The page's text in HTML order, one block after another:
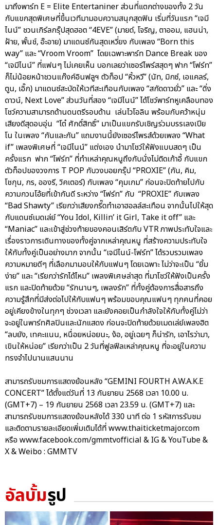
มาถึงพาร์ท E = Elite Entertaniner ส่วนที่แตกต่างของทั้ง 2 วัน
กับแขกสุดพิเศษที่ขึ้นเวทีมามอบความสนุกสุดฟิน เริ่มที่วันแรก “เจมี
ไนน์” ชวนเกิร์ลกรุ๊ปสุดฮอต “4EVE” (มายด์, โจริญ, ตาออม, แฮนน่า,
ฝ้าย, พั้นช์, อ๊ะอาย) มาแดนซ์กันสุดเหวี่ยง กับเพลง “Born this
way” และ “Vroom Vroom” โดยเฉพาะพาร์ท Dance Break ของ
“เจมีไนน์” ที่แฟนๆ ไม่เคยเห็น บอกเลยว่าเซอร์ไพร์สสุดๆ ฟาก “โฟร์ท”
ก็ไม่น้อยหน้าชวนแก๊งค์อินฟลูฯ ตัวท็อป “หิ้วหวี” (นัท, มิกซ์, เอแคลร์,
ตูน, เอิ๊ก) มาแดนซ์สะบัดให้เวทีสะเทือนกับเพลง “สกัดดาวยั่ว” และ “ดิ่ง
ดาวน์, Next Love” ส่วนวันที่สอง “เจมีไนน์” ได้โชว์พาร์ทหูเคลือบทอง
โชว์ความสามารถด้านดนตรีรอบด้าน เล่นไวโอลิน พร้อมกับคว้าหนุ่ม
เสียงดีสุดอบอุ่น “โต๋ ศักดิ์สิทธิ์” มาเป็นแขกรับเชิญร่วมบรรเลงเปีย
โน ในเพลง “กันและกัน” แถมงานนี้ยังเซอร์ไพรส์ด้วยเพลง “What
if” เพลงพิเศษที่ “เจมีไนน์” แต่งเอง นำมาโชว์ให้ฟังแบบสดๆ เป็น
ครั้งแรก ฟาก “โฟร์ท” ที่ทำเหล่าคุณหนูถึงกับนั่งไม่ติดเก้าอี้ กับแขก
ตัวท็อปของวงการ T POP กับวงบอยกรุ๊ป “PROXIE” (กัน, คิม,
โชกุน, กร, อองรี, วิคเตอร์) กับเพลง “คุมเกม” ก่อนจะปิดท้ายไปกับ
ความกวนโอ้ยที่เข้ากันดี ระหว่าง “โฟร์ท” กับ “PROXIE” กับเพลง
“Bad Shawty” เรียกว่าเสียงกรี๊ดทำเอาฮอลล์สะเทือน จากนั้นไปให้สุด
กับแดนซ์เมดเล่ย์ “You Idol, Killin’ it Girl, Take it off” และ
“Maniac” และเข้าสู่ช่วงท้ายของคอนเสิร์ตกับ VTR ภาพประทับใจและ
เรื่องราวการเดินทางของทั้งคู่จากเหล่าคุณหนู ที่สร้างความประทับใจ
ให้กับทั้งคู่เป็นอย่างมาก จากนั้น “เจมีไนน์-โฟร์ท” ได้รวบรวมเพลง
ความหมายดีๆ ที่เลือกมามอบให้กับแฟนๆ โดยเฉพาะ ไม่ว่าจะเป็น “ยิ้ม
ง่าย” และ “เรียกว่ารักได้ไหม” เพลงพิเศษล่าสุด ที่มาโชว์ให้ฟังเป็นครั้ง
แรก และปิดท้ายด้วย “รักนานๆ, เพลงรัก” ที่ทั้งคู่ต้องการสื่อสารถึง
ความรู้สึกที่มีส่งต่อไปให้กับแฟนๆ พร้อมขอบคุณแฟนๆ ทุกคนที่คอย
อยู่เคียงข้างในทุกๆ ช่วงเวลา และยังคอยเป็นกำลังใจให้กับทั้งคู่ไม่ว่า
จะอยู่ในพาร์ทศิลปินและนักแสดง ก่อนจะปิดท้ายด้วยเมดเล่ย์เพลงฮิต
“ลบยัง, เทคะแนน, หนื่อยหน่อยนะ, ง้อ, อยู่เฉยๆ ก็น่ารัก, เอาไรว่ามา,
เขินให้หน่อย” เรียกว่าเป็น 2 วันที่ฟูลฟีลเหล่าคุณหนู ที่จะอยู่ในความ
ทรงจำไปนานแสนนาน
สามารถรับชมการแสดงย้อนหลัง “GEMINI FOURTH A.W.A.K.E
CONCERT” ได้ตั้งแต่วันที่ 13 กันยายน 2568 เวลา 10.00 น.
(GMT+7) – 19 กันยายน 2568 เวลา 23.59 น. (GMT+7) และ
สามารถรับชมการแสดงย้อนหลังได้ 330 นาที ต่อ 1 รหัสการรับชม
และติดตามรายละเอียดเพิ่มเติมได้ที่ www.thaiticketmajor.com
หรือ www.facebook.com/gmmtvofficial & IG & YouTube &
X & Weibo : GMMTV
อัลบั้มรูป